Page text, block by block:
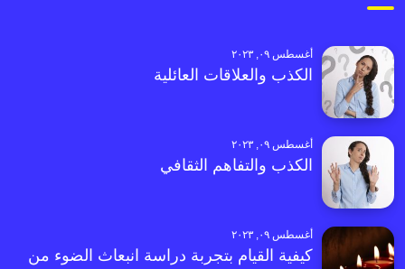
أغسطس ٠٩, ٢٠٢٣
الكذب والعلاقات العائلية
أغسطس ٠٩, ٢٠٢٣
الكذب والتفاهم الثقافي
أغسطس ٠٩, ٢٠٢٣
كيفية القيام بتجربة دراسة انبعاث الضوء من